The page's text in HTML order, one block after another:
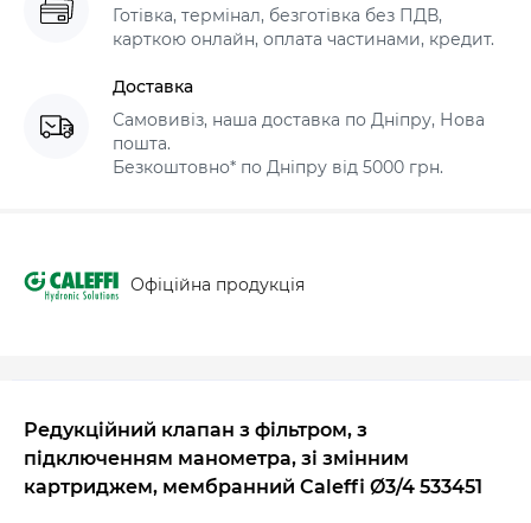
Готівка, термінал, безготівка без ПДВ,
карткою онлайн, оплата частинами, кредит.
Доставка
Самовивіз, наша доставка по Дніпру, Нова
пошта.
Безкоштовно* по Дніпру від 5000 грн.
Офіційна продукція
Редукційний клапан з фільтром, з
підключенням манометра, зі змінним
картриджем, мембранний Caleffi Ø3/4 533451